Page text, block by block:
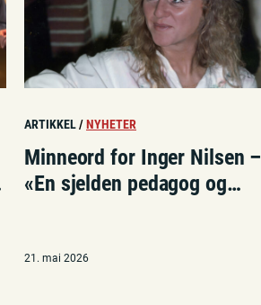
ARTIKKEL/NYHETER
Minneord for Inger Nilsen –
«En sjelden pedagog og
21. mai 2026